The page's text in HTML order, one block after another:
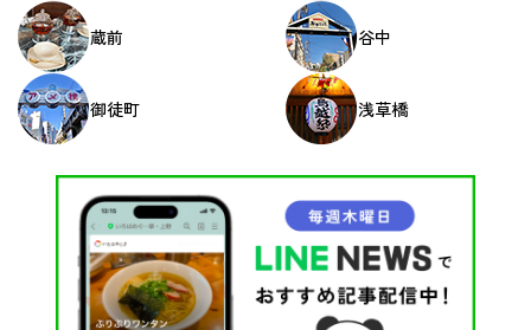
蔵前 谷中
御徒町 浅草橋